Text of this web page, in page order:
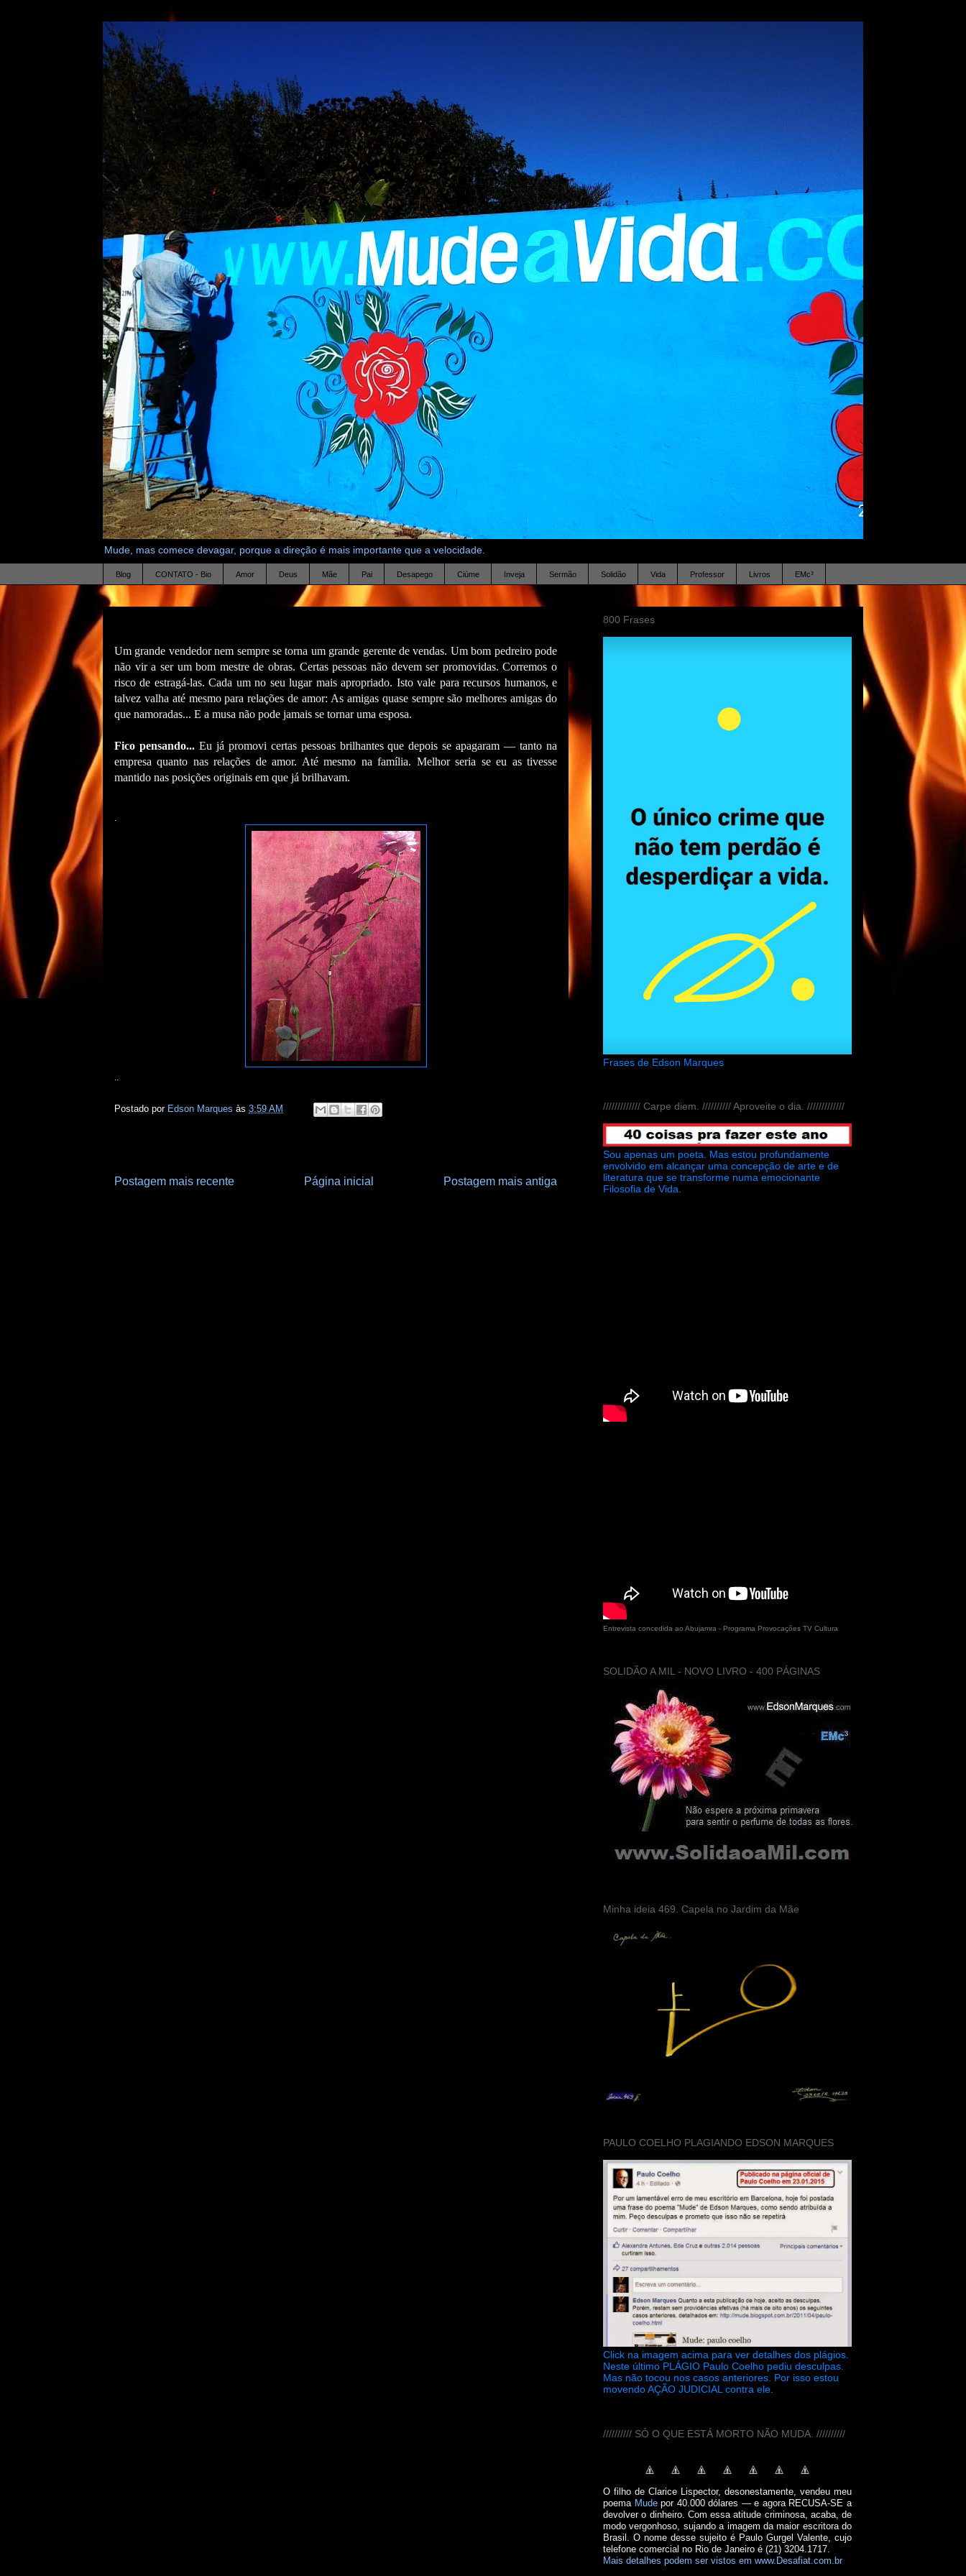
Mude, mas comece devagar, porque a direção é mais importante que a velocidade.
Blog CONTATO - Bio Amor Deus Mãe Pai Desapego Ciúme Inveja Sermão Solidão Vida Professor Livros EMc³
Um grande vendedor nem sempre se torna um grande gerente de vendas. Um bom pedreiro pode
não vir a ser um bom mestre de obras. Certas pessoas não devem ser promovidas. Corremos o
risco de estragá-las. Cada um no seu lugar mais apropriado. Isto vale para recursos humanos, e
talvez valha até mesmo para relações de amor: As amigas quase sempre são melhores amigas do
que namoradas... E a musa não pode jamais se tornar uma esposa.
Fico pensando...Eu já promovi certas pessoas brilhantes que depois se apagaram — tanto na
empresa quanto nas relações de amor. Até mesmo na família. Melhor seria se eu as tivesse
mantido nas posições originais em que já brilhavam.
.
..
Postado por Edson Marques às 3:59 AM
Postagem mais recente Postagem mais antiga
Página inicial
800 Frases
Frases de Edson Marques
///////////// Carpe diem. ////////// Aproveite o dia. /////////////
Sou apenas um poeta. Mas estou profundamente
envolvido em alcançar uma concepção de arte e de
literatura que se transforme numa emocionante
Filosofia de Vida.
Entrevista concedida ao Abujamra - Programa Provocações TV Cultura
SOLIDÃO A MIL - NOVO LIVRO - 400 PÁGINAS
Minha ideia 469. Capela no Jardim da Mãe
PAULO COELHO PLAGIANDO EDSON MARQUES
Click na imagem acima para ver detalhes dos plágios.
Neste último PLÁGIO Paulo Coelho pediu desculpas.
Mas não tocou nos casos anteriores. Por isso estou
movendo AÇÃO JUDICIAL contra ele.
////////// SÓ O QUE ESTÁ MORTO NÃO MUDA. //////////
O filho de Clarice Lispector, desonestamente, vendeu meu
poema Mudepor 40.000 dólares — e agora RECUSA-SE a
devolver o dinheiro. Com essa atitude criminosa, acaba, de
modo vergonhoso, sujando a imagem da maior escritora do
Brasil. O nome desse sujeito é Paulo Gurgel Valente, cujo
telefone comercial no Rio de Janeiro é (21) 3204.1717.
Mais detalhes podem ser vistos em www.Desafiat.com.br